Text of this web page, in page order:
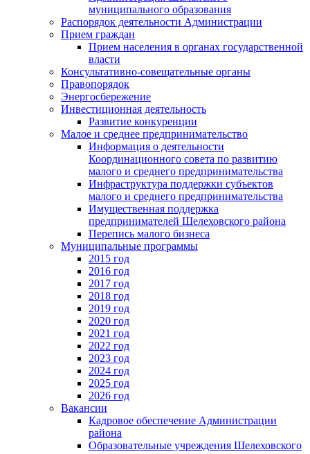
муниципального образования
Распорядок деятельности Администрации
Прием граждан
Прием населения в органах государственной
власти
Консультативно-совещательные органы
Правопорядок
Энергосбережение
Инвестиционная деятельность
Развитие конкуренции
Малое и среднее предпринимательство
Информация о деятельности
Координационного совета по развитию
малого и среднего предпринимательства
Инфраструктура поддержки субъектов
малого и среднего предпринимательства
Имущественная поддержка
предпринимателей Шелеховского района
Перепись малого бизнеса
Муниципальные программы
2015 год
2016 год
2017 год
2018 год
2019 год
2020 год
2021 год
2022 год
2023 год
2024 год
2025 год
2026 год
Вакансии
Кадровое обеспечение Администрации
района
Образовательные учреждения Шелеховского